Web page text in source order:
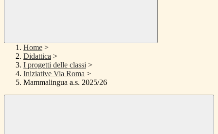
Home >
Didattica >
I progetti delle classi >
Iniziative Via Roma >
Mammalingua a.s. 2025/26